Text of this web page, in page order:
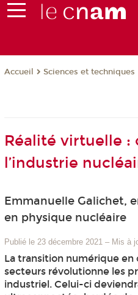
Accueil Sciences et techniques
Réalité virtuelle :
l’industrie
Emmanuelle Galichet,
en physique nucléaire
Publié le 23 décembre 2021 – Mis à
La transition numérique en
secteurs révolutionne les
industriel. Celui-ci